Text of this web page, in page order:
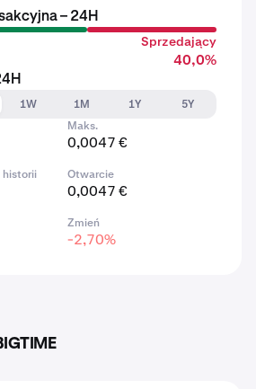
– 24H
Sprzedający
40,0%
1W 1M 1Y
5Y
Maks.
0,0047 €
historii Otwarcie
0,0047 €
Zmień
-2,70%